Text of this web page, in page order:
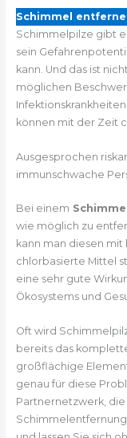
Schimmel
Schimmelpilze gibt
sein
kann. Und das ist
möglichen
können mit der Zeit
Ausgesprochen
immunschwache
Bei einem
wie möglich zu
kann man diesen
chlorbasierte Mittel
eine sehr gute
Ökosystems und
Oft wird
bereits das
großflächige
genau für diese
Partnernetzwerk,